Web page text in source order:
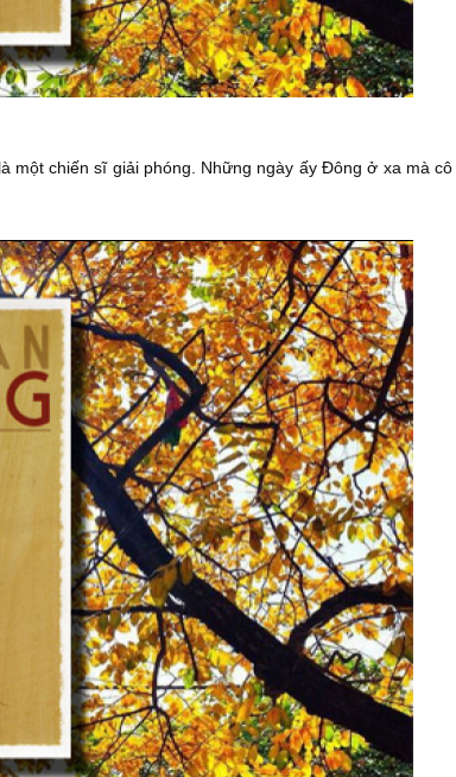
chiến sĩ giải phóng. Những ngày ấy Đông ở xa mà cô